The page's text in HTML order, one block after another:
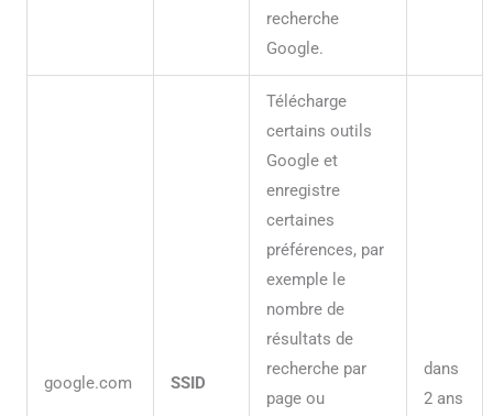
recherche
Google.
google.com SSID
Télécharge
certains outils
Google et
enregistre
certaines
préférences, par
exemple le
nombre de
résultats de
recherche par
page ou
dans
2 ans